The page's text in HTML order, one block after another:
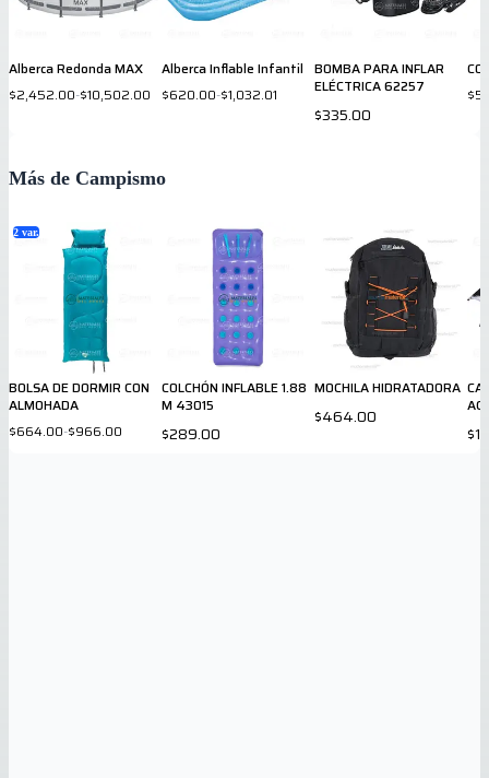
Alberca Redonda MAX
$2,452.00-$10,502.00
Alberca Inflable Infantil
$620.00-$1,032.01
BOMBA PARA INFLAR
ELÉCTRICA 62257
$335.00
Más de Campismo
2 var.
BOLSA DE DORMIR CON
ALMOHADA
$664.00-$966.00
COLCHÓN INFLABLE 1.88
M 43015
$289.00
MOCHILA HIDRATADORA
$464.00